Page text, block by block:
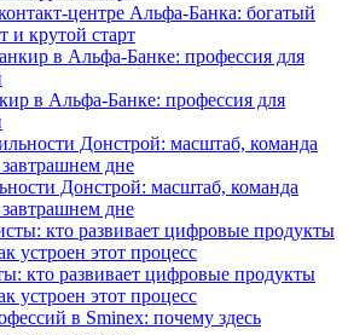
центре Альфа-Банка: богатый
крутой старт
в Альфа-Банке: профессия для
Донстрой: масштаб, команда
дне
кто развивает цифровые продукты
устроен этот процесс